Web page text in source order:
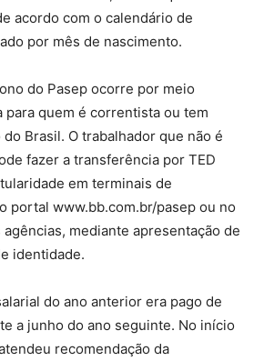
acordo com o calendário de
por mês de nascimento.
do Pasep ocorre por meio
para quem é correntista ou tem
Brasil. O trabalhador que não é
fazer a transferência por TED
em terminais de
portal www.bb.com.br/pasep ou no
mediante apresentação de
identidade.
do ano anterior era pago de
a junho do ano seguinte. No início
recomendação da